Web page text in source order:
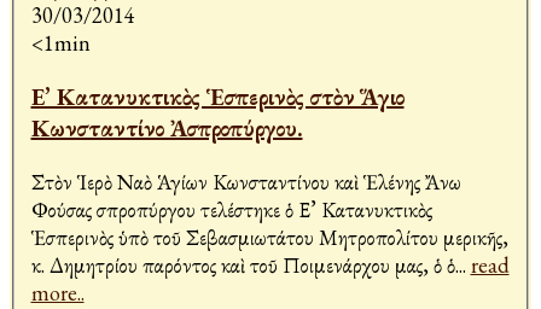
30/03/2014
<1min
Ε’ Κατανυκτικὸς Ἑσπερινὸς στὸν Ἅγιο
Κωνσταντίνο Ἀσπροπύργου.
Στὸν Ἱερὸ Ναὸ Ἁγίων Κωνσταντίνου καὶ Ἑλένης Ἄνω
Φούσας Ἀσπροπύργου τελέστηκε ὁ Ε’ Κατανυκτικὸς
Ἑσπερινὸς ὑπὸ τοῦ Σεβασμιωτάτου Μητροπολίτου Ἀμερικῆς,
κ. Δημητρίου παρόντος καὶ τοῦ Ποιμενάρχου μας, ὁ ὁ... read
more..